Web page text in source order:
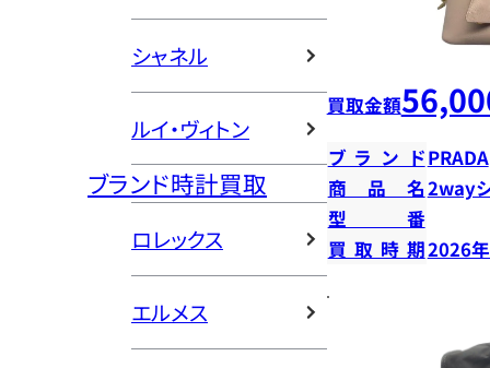
シャネル
ルイ・ヴィトン
ブランド時計買取
ロレックス
エルメス
買取金額
ブランドPRADA
商品名2way
型番
買取時期2026